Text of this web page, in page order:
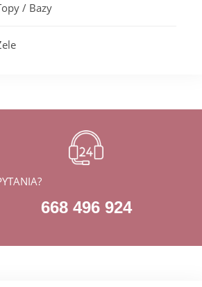
/ Bazy
668 496 924